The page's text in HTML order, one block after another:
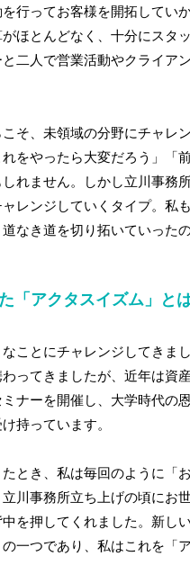
行ってお客様を開拓してい
ほとんどなく、十分にスタ
二人で営業活動やクライア
そ、未領域の分野にチャレ
をやったら大変だろう」「
れません。しかし立川事務
レンジしていくタイプ。私
なき道を切り拓いていったの
「アクタスイズム」と
ことにチャレンジしてきま
ってきましたが、近年は資産
ナーを開催し、大学時代の
持っています。
とき、私は毎回のように「
川事務所立ち上げの頃にお
を押してくれました。新し
一つであり、私はこれを「